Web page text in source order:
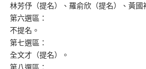
林芳伃（提名）、羅俞欣（提名）、黃國
第六選區：
不提名。
第七選區：
全文才（提名）。
第八選區：